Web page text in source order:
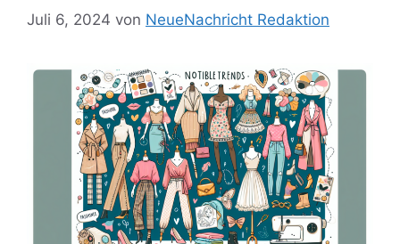
Juli 6, 2024 von NeueNachricht Redaktion